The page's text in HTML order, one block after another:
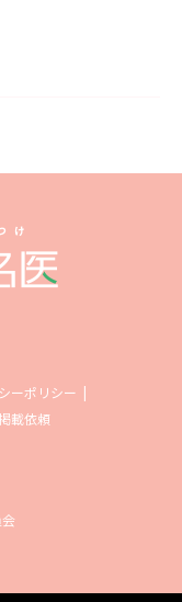
ーポリシー
載依頼